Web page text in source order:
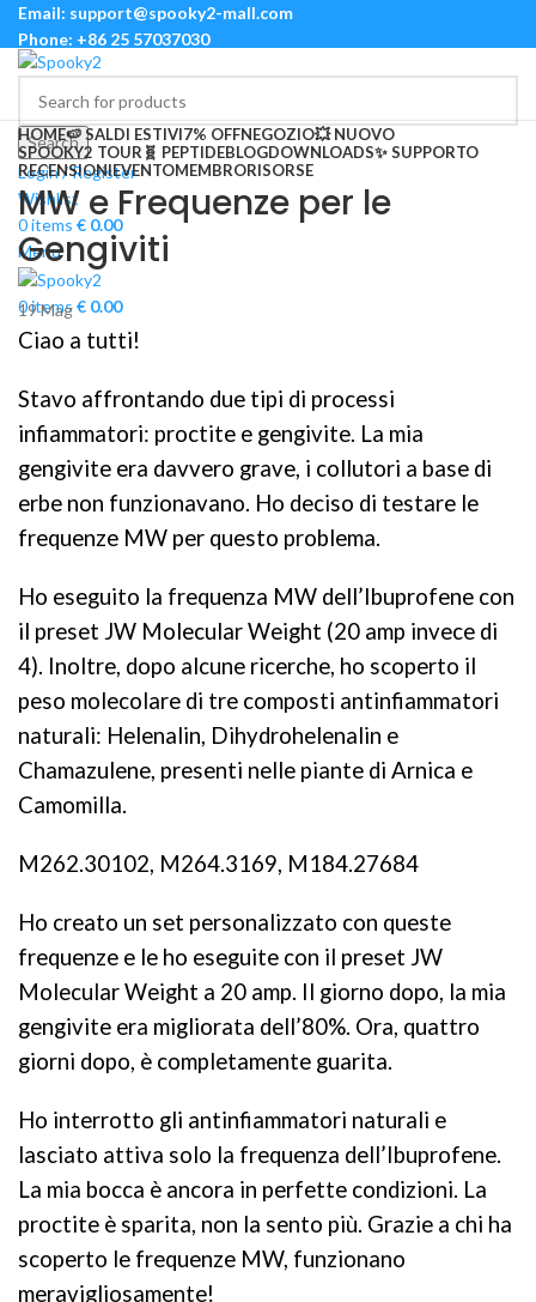
Email: support@spooky2-mall.com
Phone: +86 25 57037030
Search
Login / Register
Wishlist
0items € 0.00
Menu
0items€ 0.00
HOME🍉 SALDI ESTIVI7% OFFNEGOZIO💥 NUOVO
SPOOKY2 TOUR 🧬 PEPTIDEBLOGDOWNLOADS✨ SUPPORTO
RECENSIONIEVENTOMEMBRORISORSE
MW e Frequenze per le
Gengiviti
19Mag
Ciao a tutti!
Stavo affrontando due tipi di processi
infiammatori: proctite e gengivite. La mia
gengivite era davvero grave, i collutori a base di
erbe non funzionavano. Ho deciso di testare le
frequenze MW per questo problema.
Ho eseguito la frequenza MW dell’Ibuprofene con
il preset JW Molecular Weight (20 amp invece di
4). Inoltre, dopo alcune ricerche, ho scoperto il
peso molecolare di tre composti antinfiammatori
naturali: Helenalin, Dihydrohelenalin e
Chamazulene, presenti nelle piante di Arnica e
Camomilla.
M262.30102, M264.3169, M184.27684
Ho creato un set personalizzato con queste
frequenze e le ho eseguite con il preset JW
Molecular Weight a 20 amp. Il giorno dopo, la mia
gengivite era migliorata dell’80%. Ora, quattro
giorni dopo, è completamente guarita.
Ho interrotto gli antinfiammatori naturali e
lasciato attiva solo la frequenza dell’Ibuprofene.
La mia bocca è ancora in perfette condizioni. La
proctite è sparita, non la sento più. Grazie a chi ha
scoperto le frequenze MW, funzionano
meravigliosamente!